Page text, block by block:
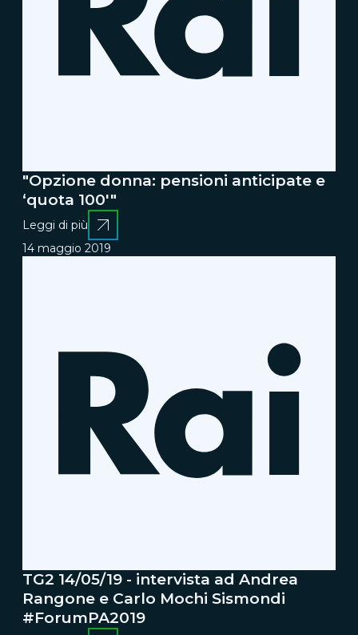
"Opzione donna: pensioni anticipate e
‘quota 100'"
Leggi di più
14 maggio 2019
TG2 14/05/19 - intervista ad Andrea
Rangone e Carlo Mochi Sismondi
#ForumPA2019